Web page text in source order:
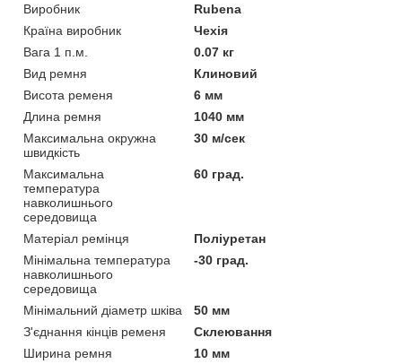
Виробник
Rubena
Країна виробник
Чехія
Вага 1 п.м.
0.07 кг
Вид ремня
Клиновий
Висота ременя
6 мм
Длина ремня
1040 мм
Максимальна окружна
швидкість
30 м/сек
Максимальна
температура
навколишнього
середовища
60 град.
Матеріал ремінця
Поліуретан
Мінімальна температура
навколишнього
середовища
-30 град.
Мінімальний діаметр шківа
50 мм
З'єднання кінців ременя
Склеювання
Ширина ремня
10 мм